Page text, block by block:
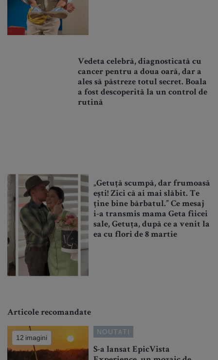
Vedeta celebră, diagnosticată cu
cancer pentru a doua oară, dar a
ales să păstreze totul secret. Boala
a fost descoperită la un control de
rutină
„Getuță scumpă, dar frumoasă
ești! Zici că ai mai slăbit. Te
ține bine bărbatul.” Ce mesaj
i-a transmis mama Geta fiicei
sale, Getuța, după ce a venit la
ea cu flori de 8 martie
Articole recomandate
12 imagini
NOUTATI
S-a lansat EpicVista